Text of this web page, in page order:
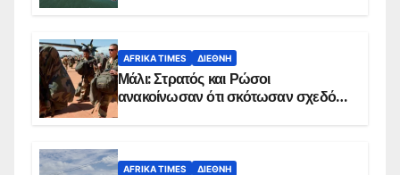
AFRIKA TIMES ΔΙΕΘΝΉ
Μάλι: Στρατός και Ρώσοι
ανακοίνωσαν ότι σκότωσαν σχεδόν
AFRIKA TIMES ΔΙΕΘΝΉ